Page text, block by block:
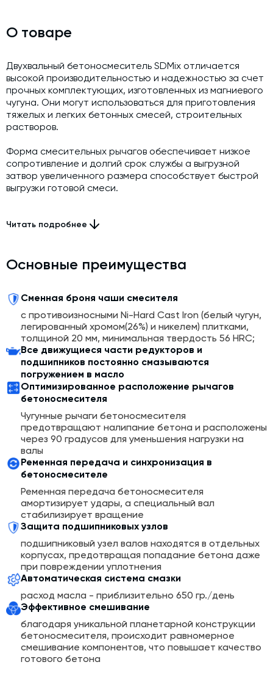
Экспертиза промышленной безопасности
Проектирование технологических линий,промышленных
зданий и сооружений
О товаре
Двухвальный бетоносмеситель SDMix отличается
высокой производительностью и надежностью за счет
прочных комплектующих, изготовленных из магниевого
чугуна. Они могут использоваться для приготовления
тяжелых и легких бетонных смесей, строительных
растворов.
Форма смесительных рычагов обеспечивает низкое
сопротивление и долгий срок службы а выгрузной
затвор увеличенного размера способствует быстрой
выгрузки готовой смеси.
автоматической смазки движущихся деталей. Все
Уплотнительный узел из специального
обеспечивают качественную работу движущихся
деталей. Смесители имеют два смотровых люка и
ручной насос для аварийного открытия люка сброса.
Пескоструйная обработка поверхностей перед
покраской повышает устойчивость к истираниям и
увеличивает срок службы бетоносмесителей,
защищая от коррозии.
Читать подробнее
Основные преимущества
Сменная броня чаши смесителя
с противоизносными Ni-Hard Cast Iron (белый чугун,
легированный хромом(26%) и никелем) плитками,
толщиной 20 мм, минимальная твердость 56 HRC;
Все движущиеся части редукторов и
подшипников постоянно смазываются
погружением в масло
Оптимизированное расположение рычагов
бетоносмесителя
Чугунные рычаги бетоносмесителя
предотвращают налипание бетона и расположены
через 90 градусов для уменьшения нагрузки на
валы
Ременная передача и синхронизация в
бетоносмесителе
Ременная передача бетоносмесителя
амортизирует удары, а специальный вал
стабилизирует вращение
Защита подшипниковых узлов
подшипниковый узел валов находятся в отдельных
корпусах, предотвращая попадание бетона даже
при повреждении уплотнения
Автоматическая система смазки
расход масла - приблизительно 650 гр./день
Эффективное смешивание
благодаря уникальной планетарной конструкции
бетоносмесителя, происходит равномерное
смешивание компонентов, что повышает качество
готового бетона